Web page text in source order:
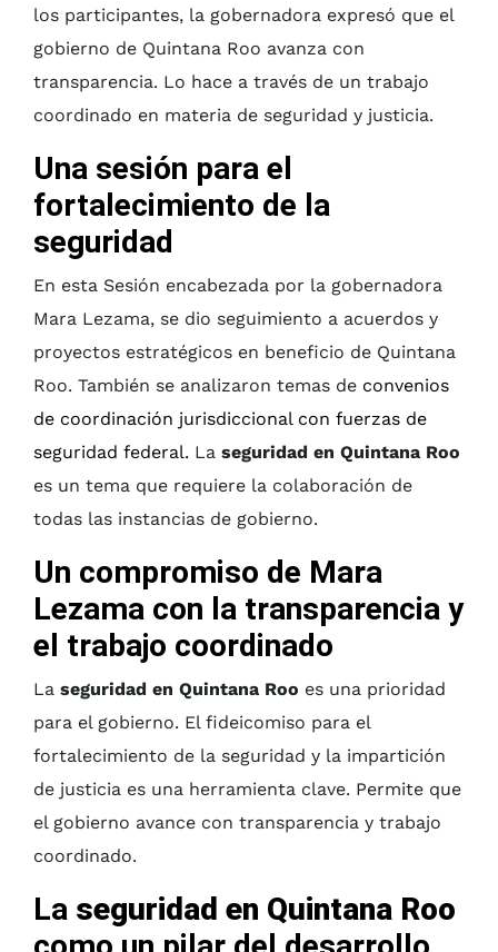
los participantes, la gobernadora expresó que el
gobierno de Quintana Roo avanza con
transparencia. Lo hace a través de un trabajo
coordinado en materia de seguridad y justicia.
Una sesión para el
fortalecimiento de la
seguridad
En esta Sesión encabezada por la gobernadora
Mara Lezama, se dio seguimiento a acuerdos y
proyectos estratégicos en beneficio de Quintana
Roo. También se analizaron temas de convenios
de coordinación jurisdiccional con fuerzas de
seguridad federal. La seguridad en Quintana Roo
es un tema que requiere la colaboración de
todas las instancias de gobierno.
Un compromiso de Mara
Lezama con la transparencia y
el trabajo coordinado
La seguridad en Quintana Roo es una prioridad
para el gobierno. El fideicomiso para el
fortalecimiento de la seguridad y la impartición
de justicia es una herramienta clave. Permite que
el gobierno avance con transparencia y trabajo
coordinado.
La seguridad en Quintana Roo